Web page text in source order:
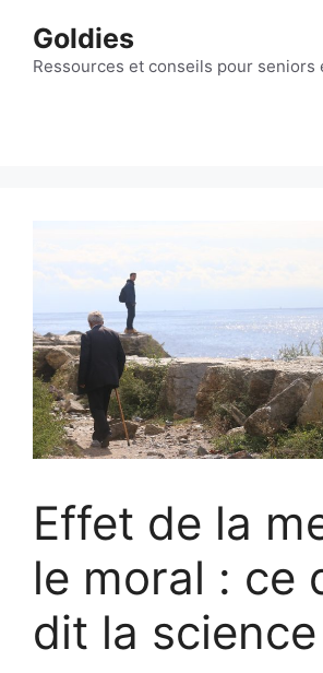
contenu
Goldies
Ressources et conseils pour seniors
Effet de la
le moral : ce
dit la science